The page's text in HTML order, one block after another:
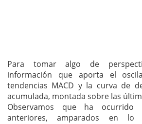
Para tomar algo de
información que aporta el
tendencias MACD y la curva de
acumulada, montada sobre las
Observamos que ha ocurrido
anteriores, amparados en lo